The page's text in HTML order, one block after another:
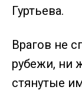
Гуртьева.
Врагов не
рубежи, ни
стянутые